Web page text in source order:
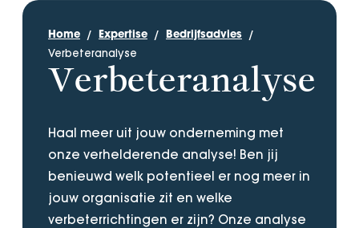
Home Expertise Bedrijfsadvies
Verbeteranalyse
Verbeteranalyse
Haal meer uit jouw onderneming met
onze verhelderende analyse! Ben jij
benieuwd welk potentieel er nog meer in
jouw organisatie zit en welke
verbeterrichtingen er zijn? Onze analyse